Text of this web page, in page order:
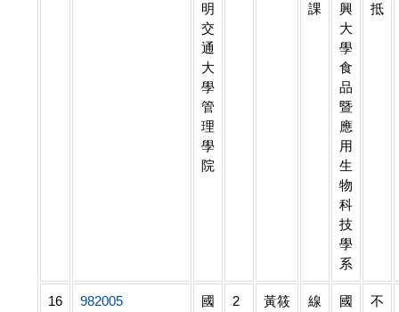
明
交
通
大
學
管
理
學
院
課
興
大
學
食
品
暨
應
用
生
物
科
技
學
系
抵
16
982005
國
2
黃筱
線
國
不